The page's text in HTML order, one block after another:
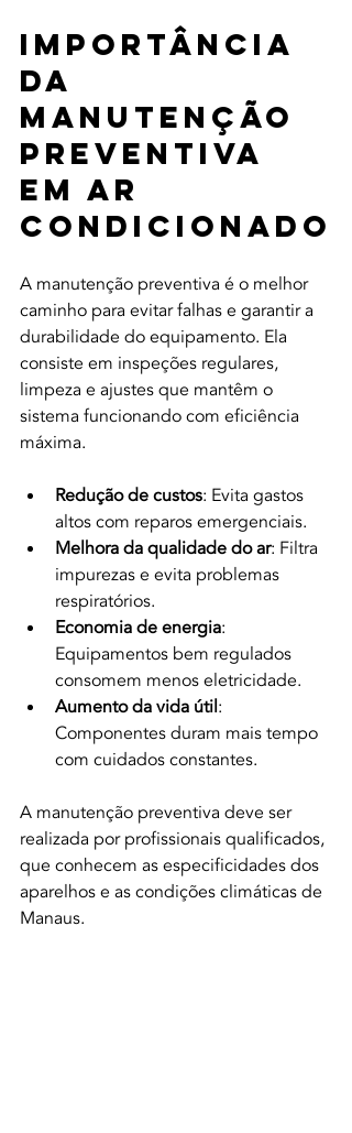
Importância
da
Manutenção
Preventiva
em Ar
Condicionado
A manutenção preventiva é o melhor
caminho para evitar falhas e garantir a
durabilidade do equipamento. Ela
consiste em inspeções regulares,
limpeza e ajustes que mantêm o
sistema funcionando com eficiência
máxima.
Redução de custos: Evita gastos
altos com reparos emergenciais.
Melhora da qualidade do ar: Filtra
impurezas e evita problemas
respiratórios.
Economia de energia:
Equipamentos bem regulados
consomem menos eletricidade.
Aumento da vida útil:
Componentes duram mais tempo
com cuidados constantes.
A manutenção preventiva deve ser
realizada por profissionais qualificados,
que conhecem as especificidades dos
aparelhos e as condições climáticas de
Manaus.